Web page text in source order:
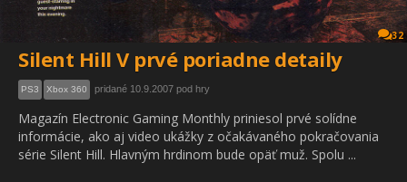
32
Silent Hill V prvé poriadne detaily
PS3 Xbox 360 pridané 10.9.2007 pod hry
Magazín Electronic Gaming Monthly priniesol prvé solídne
informácie, ako aj video ukážky z očakávaného pokračovania
série Silent Hill. Hlavným hrdinom bude opäť muž. Spolu ...